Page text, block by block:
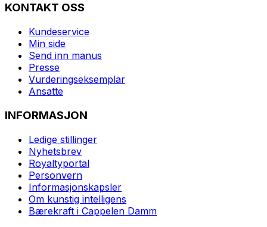
KONTAKT OSS
Kundeservice
Min side
Send inn manus
Presse
Vurderingseksemplar
Ansatte
INFORMASJON
Ledige stillinger
Nyhetsbrev
Royaltyportal
Personvern
Informasjonskapsler
Om kunstig intelligens
Bærekraft i Cappelen Damm